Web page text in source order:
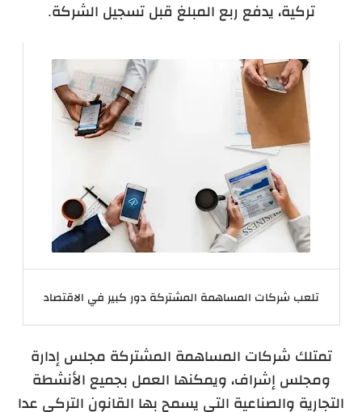
تركية، يدفع ربع المبلغ قبل تسجيل الشركة.
تلعب شركات المساهمة المشتركة دور كبير في الاقتصاد
تمتلك شركات المساهمة المشتركة مجلس إدارة
ومجلس إشراف، ويمكنها العمل بجميع الأنشطة
التجارية والصناعية التي يسمح بها القانون التركي عدا